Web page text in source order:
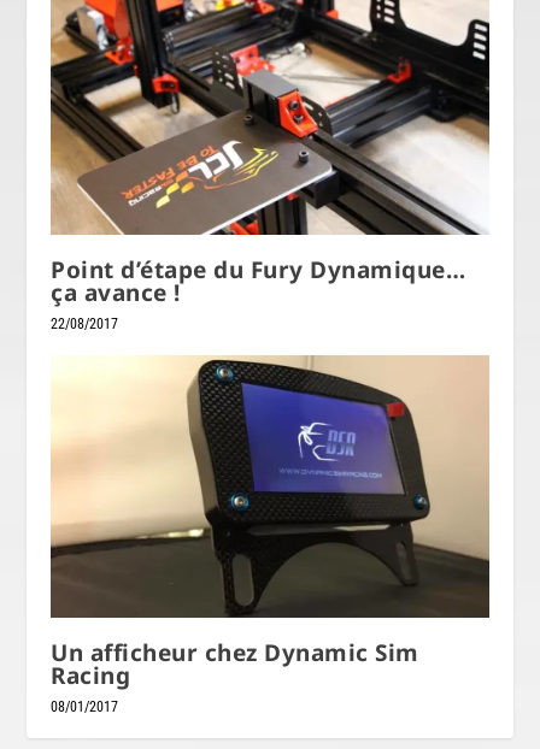
Point d’étape du Fury Dynamique…
ça avance !
22/08/2017
Un afficheur chez Dynamic Sim
Racing
08/01/2017